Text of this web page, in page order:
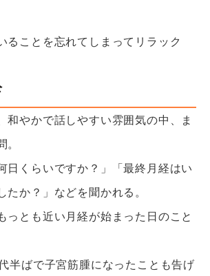
ることを忘れてしまってリラック
和やかで話しやすい雰囲気の中、ま
。
日くらいですか？」「最終月経はい
たか？」などを聞かれる。
っとも近い月経が始まった日のこと
半ばで子宮筋腫になったことも告げ